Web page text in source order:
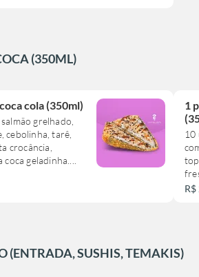
pode sofrer
(350ML)
cola (350ml)
grelhado,
cebolinha, tarê,
crocância,
geladinha....
1
10
o
R$
(ENTRADA, SUSHIS, TEMAKIS)